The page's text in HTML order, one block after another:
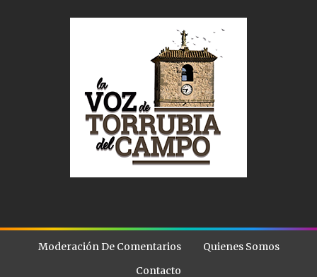
Moderación De Comentarios
Quienes Somos
Contacto